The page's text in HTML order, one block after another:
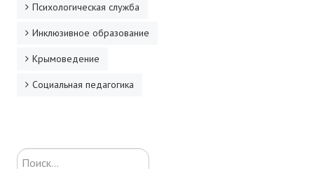
Психологическая служба
Инклюзивное образование
Крымоведение
Социальная педагогика
Искать...